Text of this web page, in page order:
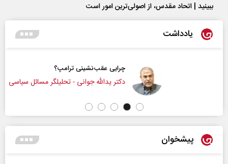
ببینید | اتحاد مقدس، از اصولی‌ترین امور است
یادداشت
چرایی عقب‌نشینی ترامپ؟
دکتر یدالله جوانی - تحلیلگر مسائل سیاسی
پیشخوان